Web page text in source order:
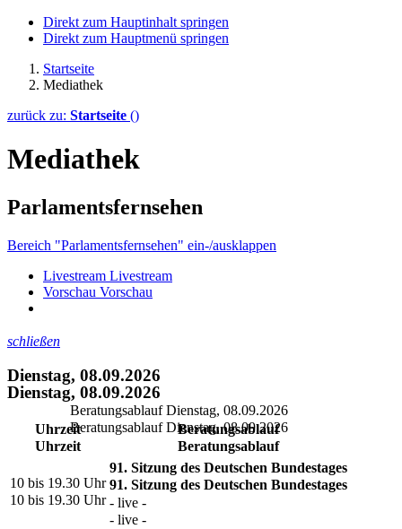
Direkt zum Hauptinhalt springen
Direkt zum Hauptmenü springen
Startseite
Mediathek
zurück zu: Startseite ()
Mediathek
Parlamentsfernsehen
Bereich "Parlamentsfernsehen" ein-/ausklappen
Livestream Livestream
Vorschau Vorschau
schließen
Dienstag, 08.09.2026
Beratungsablauf Dienstag, 08.09.2026
Uhrzeit
Beratungsablauf
10 bis 19.30 Uhr
91. Sitzung des Deutschen Bundestages
- live -
Dienstag, 08.09.2026
Beratungsablauf Dienstag, 08.09.2026
Uhrzeit
Beratungsablauf
10 bis 19.30 Uhr
91. Sitzung des Deutschen Bundestages
- live -